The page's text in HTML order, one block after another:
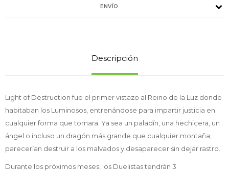
ENVÍO
Descripción
Light of Destruction fue el primer vistazo al Reino de la Luz donde
habitaban los Luminosos, entrenándose para impartir justicia en
cualquier forma que tomara. Ya sea un paladín, una hechicera, un
ángel o incluso un dragón más grande que cualquier montaña;
parecerían destruir a los malvados y desaparecer sin dejar rastro.
Durante los próximos meses, los Duelistas tendrán 3